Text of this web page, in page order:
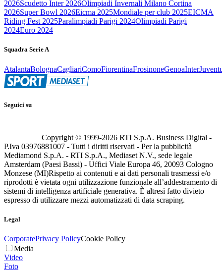
2026Scudetto Inter 2026Olimpiadi Invernali Milano Cortina
2026Super Bowl 2026Eicma 2025Mondiale per club 2025EICMA
Riding Fest 2025Paralimpiadi Parigi 2024Olimpiadi Parigi
2024Euro 2024
Squadra Serie A
AtalantaBolognaCagliariComoFiorentinaFrosinoneGenoaInter
Seguici su
Copyright © 1999-2026 RTI S.p.A. Business Digital -
P.Iva 03976881007 - Tutti i diritti riservati - Per la pubblicità
Mediamond S.p.A. - RTI S.p.A., Mediaset N.V., sede legale
Amsterdam (Paesi Bassi) - Uffici Viale Europa 46, 20093 Cologno
Monzese (MI)Rispetto ai contenuti e ai dati personali trasmessi e/o
riprodotti è vietata ogni utilizzazione funzionale all’addestramento di
sistemi di intelligenza artificiale generativa. È altresì fatto divieto
espresso di utilizzare mezzi automatizzati di data scraping.
Legal
CorporatePrivacy PolicyCookie Policy
Media
Video
Foto